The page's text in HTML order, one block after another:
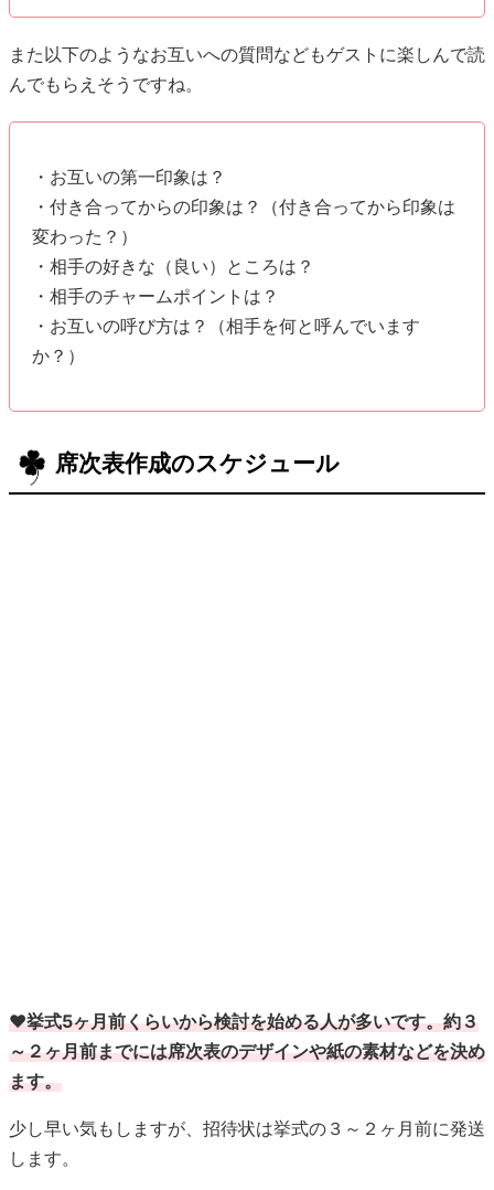
・相手の好きな（良い）ところは？
・相手のチャームポイントは？
・お互いの呼び方は？（相手を何と呼んでいます
席次表作成のスケジュール
る人が多いのでちょっと早めになっているんですね。
♥挙式1ヶ月～３週間前には席次の決定をします。
招待状の返信はがきが戻ってきているか、ゲストの出欠を確
認します。